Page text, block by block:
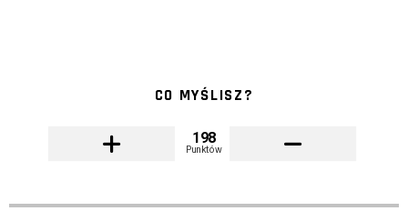
CO MYŚLISZ?
198
Punktów